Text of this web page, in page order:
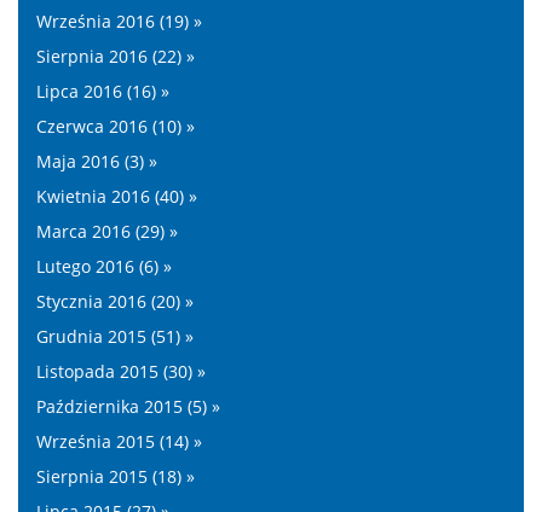
Września 2016 (19) »
Sierpnia 2016 (22) »
Lipca 2016 (16) »
Czerwca 2016 (10) »
Maja 2016 (3) »
Kwietnia 2016 (40) »
Marca 2016 (29) »
Lutego 2016 (6) »
Stycznia 2016 (20) »
Grudnia 2015 (51) »
Listopada 2015 (30) »
Października 2015 (5) »
Września 2015 (14) »
Sierpnia 2015 (18) »